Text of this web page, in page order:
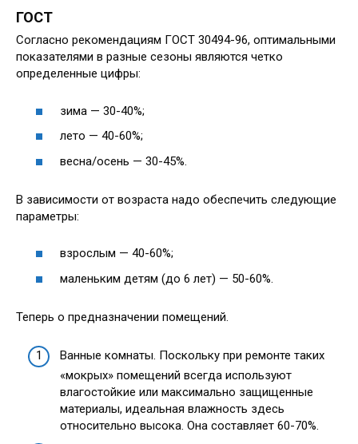
ГОСТ
Согласно рекомендациям ГОСТ 30494-96, оптимальными
показателями в разные сезоны являются четко
определенные цифры:
зима — 30-40%;
лето — 40-60%;
весна/осень — 30-45%.
В зависимости от возраста надо обеспечить следующие
параметры:
взрослым — 40-60%;
маленьким детям (до 6 лет) — 50-60%.
Теперь о предназначении помещений.
Ванные комнаты. Поскольку при ремонте таких
«мокрых» помещений всегда используют
влагостойкие или максимально защищенные
материалы, идеальная влажность здесь
относительно высока. Она составляет 60-70%.